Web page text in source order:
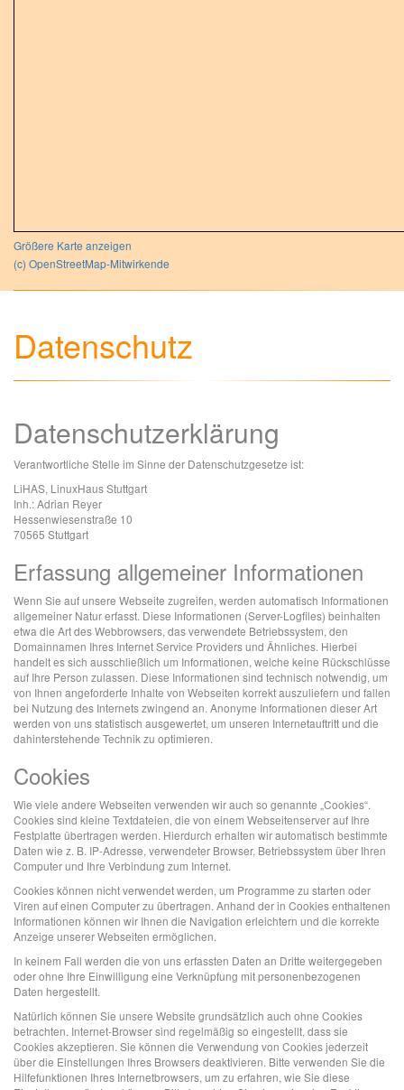
Größere Karte anzeigen
(c) OpenStreetMap-Mitwirkende
Datenschutz
Datenschutzerklärung
Verantwortliche Stelle im Sinne der Datenschutzgesetze ist:
LiHAS, LinuxHaus Stuttgart
Inh.: Adrian Reyer
Hessenwiesenstraße 10
70565 Stuttgart
Erfassung allgemeiner Informationen
Wenn Sie auf unsere Webseite zugreifen, werden automatisch Informationen
allgemeiner Natur erfasst. Diese Informationen (Server-Logfiles) beinhalten
etwa die Art des Webbrowsers, das verwendete Betriebssystem, den
Domainnamen Ihres Internet Service Providers und Ähnliches. Hierbei
handelt es sich ausschließlich um Informationen, welche keine Rückschlüsse
auf Ihre Person zulassen. Diese Informationen sind technisch notwendig, um
von Ihnen angeforderte Inhalte von Webseiten korrekt auszuliefern und fallen
bei Nutzung des Internets zwingend an. Anonyme Informationen dieser Art
werden von uns statistisch ausgewertet, um unseren Internetauftritt und die
dahinterstehende Technik zu optimieren.
Cookies
Wie viele andere Webseiten verwenden wir auch so genannte „Cookies“.
Cookies sind kleine Textdateien, die von einem Webseitenserver auf Ihre
Festplatte übertragen werden. Hierdurch erhalten wir automatisch bestimmte
Daten wie z. B. IP-Adresse, verwendeter Browser, Betriebssystem über Ihren
Computer und Ihre Verbindung zum Internet.
Cookies können nicht verwendet werden, um Programme zu starten oder
Viren auf einen Computer zu übertragen. Anhand der in Cookies enthaltenen
Informationen können wir Ihnen die Navigation erleichtern und die korrekte
Anzeige unserer Webseiten ermöglichen.
In keinem Fall werden die von uns erfassten Daten an Dritte weitergegeben
oder ohne Ihre Einwilligung eine Verknüpfung mit personenbezogenen
Daten hergestellt.
Natürlich können Sie unsere Website grundsätzlich auch ohne Cookies
betrachten. Internet-Browser sind regelmäßig so eingestellt, dass sie
Cookies akzeptieren. Sie können die Verwendung von Cookies jederzeit
über die Einstellungen Ihres Browsers deaktivieren. Bitte verwenden Sie die
Hilfefunktionen Ihres Internetbrowsers, um zu erfahren, wie Sie diese